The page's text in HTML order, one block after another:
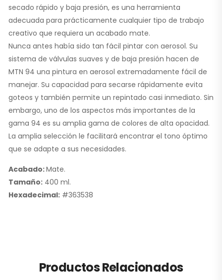
secado rápido y baja presión, es una herramienta
adecuada para prácticamente cualquier tipo de trabajo
creativo que requiera un acabado mate.
Nunca antes había sido tan fácil pintar con aerosol. Su
sistema de válvulas suaves y de baja presión hacen de
MTN 94 una pintura en aerosol extremadamente fácil de
manejar. Su capacidad para secarse rápidamente evita
goteos y también permite un repintado casi inmediato. Sin
embargo, uno de los aspectos más importantes de la
gama 94 es su amplia gama de colores de alta opacidad.
La amplia selección le facilitará encontrar el tono óptimo
que se adapte a sus necesidades.
Acabado:Mate.
Tamaño: 400 ml.
Hexadecimal: #363538
Productos Relacionados